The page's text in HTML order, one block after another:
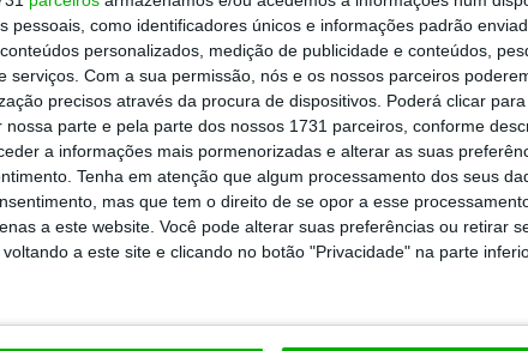
pessoais, como identificadores únicos e informações padrão
personalizados, medição de publicidade e conteúdos,
serviços. Com a sua permissão, nós e os nossos parceiros
precisos através da procura de dispositivos. Poderá clicar
nossa parte e pela parte dos nossos 1731 parceiros, conforme
a informações mais pormenorizadas e alterar as suas
Tenha em atenção que algum processamento dos seus
mas que tem o direito de se opor a esse
a este website. Você pode alterar suas preferências ou retirar
a este site e clicando no botão "Privacidade" na parte
e rigoroso.
Premium e tenha acesso a notícias
às reportagens e especiais que
apoiar o ECO e os seus
é o jornalismo independente,